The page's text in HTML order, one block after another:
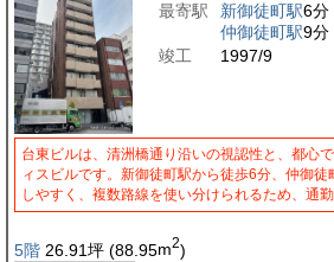
最寄駅
新御徒町駅6分
仲御徒町駅9分
竣工
1997/9
台東ビルは、清洲橋通り沿いの視認性と、都心
ィスビルです。新御徒町駅から徒歩6分、仲御
しやすく、複数路線を使い分けられるため、通
5階 26.91坪 (88.95m2)